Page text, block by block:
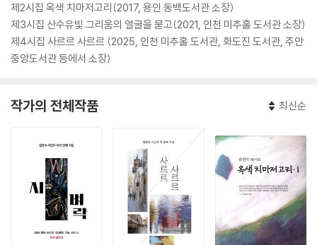
제2시집 옥색 치마저고리(2017, 용인 동백도서관 소장)
제3시집 산수유빛 그리움의 얼굴을 묻고(2021, 인천 미추홀 도서관 소장)
제4시집 사르르 사르르 (2025, 인천 미추홀 도서관, 화도진 도서관, 주안
중앙도서관 등에서 소장)
작가의 전체작품 최신순